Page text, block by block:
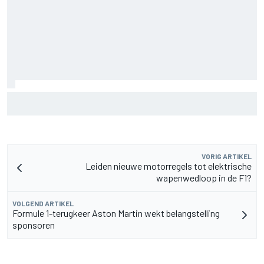
VORIG ARTIKEL
Leiden nieuwe motorregels tot elektrische
wapenwedloop in de F1?
VOLGEND ARTIKEL
Formule 1-terugkeer Aston Martin wekt belangstelling
sponsoren